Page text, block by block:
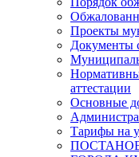
Проекты
Документы
аттестации
Основные
Тарифы на